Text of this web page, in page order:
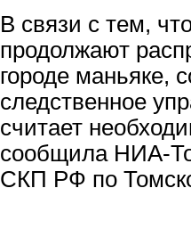
В связи с тем,
продолжают
городе
следственное
считает
сообщила НИА-
СКП РФ по